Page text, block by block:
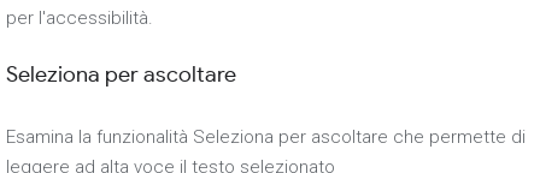
per l'accessibilità.
Seleziona per ascoltare
Esamina la funzionalità Seleziona per ascoltare che permette di
leggere ad alta voce il testo selezionato